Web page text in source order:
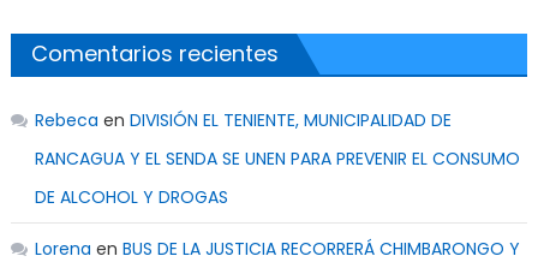
Comentarios recientes
Rebeca en DIVISIÓN EL TENIENTE, MUNICIPALIDAD DE
RANCAGUA Y EL SENDA SE UNEN PARA PREVENIR EL CONSUMO
DE ALCOHOL Y DROGAS
Lorena en BUS DE LA JUSTICIA RECORRERÁ CHIMBARONGO Y